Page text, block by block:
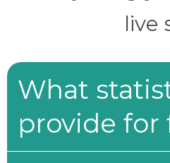
live
What
provide